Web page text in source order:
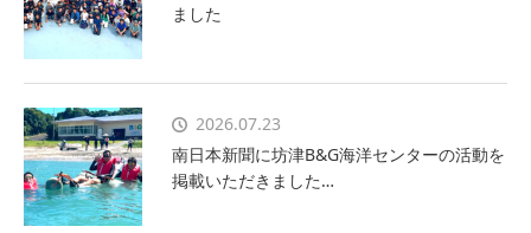
ました
2026.07.23
南日本新聞に坊津B&G海洋センターの活動を
掲載いただきました…